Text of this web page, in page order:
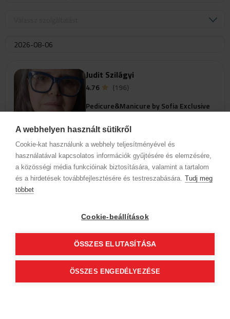
A webhelyen használt sütikről
Cookie-kat használunk a webhely teljesítményével és
használatával kapcsolatos információk gyűjtésére és elemzésére,
a közösségi média funkcióinak biztosítására, valamint a tartalom
és a hirdetések továbbfejlesztésére és testreszabására. Tudj meg
többet
Cookie-beállítások
ÖSSZES ELUTASÍTÁSA
ÖSSZES ENGEDÉLYEZÉSE
Szolgáltatások
Judit Szilágyi
4.76
(196)
Pedicure&Manicure by Sofia Exclusive
1126 Budapest, XII. kerület
Cégadatok BWNET adatkezelési tájékoztató
Magatartási kódex
Kapcsolat
ÁSZF (üzleti)
ÁSZF (szalonkereső - foglalás)
Kövess minket!